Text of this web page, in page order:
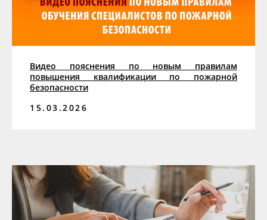
Видео пояснения по новым правилам
повышения квалификации по пожарной
безопасности
15.03.2026